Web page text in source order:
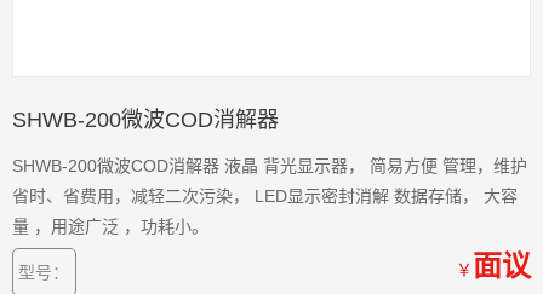
SHWB-200微波COD消解器
SHWB-200微波COD消解器 液晶 背光显示器， 简易方便 管理，维护
省时、省费用，减轻二次污染， LED显示密封消解 数据存储， 大容
量 ，用途广泛 ，功耗小。
型号： ￥ 面议